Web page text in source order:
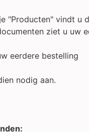
"Producten" vindt u
ziet u uw
eerdere bestelling
nodig aan.